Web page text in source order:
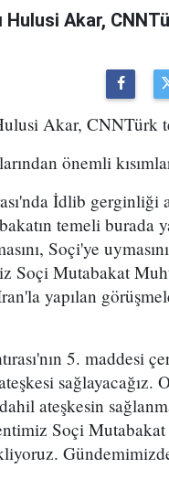
Akar,
Akar, CNNTürk
önemli
İdlib gerginliği
temeli
Soçi'ye
Soçi Mutabakat
yapılan
5. maddesi
ateşkesin
Soçi Mutabakat